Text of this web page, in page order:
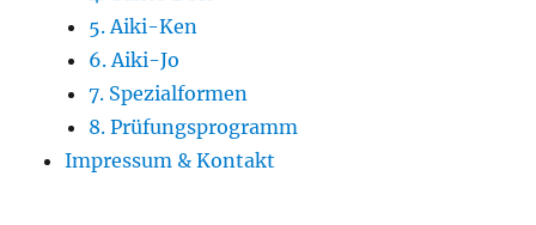
5. Aiki-Ken
6. Aiki-Jo
7. Spezialformen
8. Prüfungsprogramm
Impressum & Kontakt